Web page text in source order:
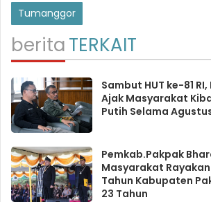
Tumanggor
beritaTERKAIT
Sambut HUT ke-81
Ajak Masyarakat
Putih Selama
Pemkab.Pakpak
Masyarakat
Tahun Kabupaten
23 Tahun